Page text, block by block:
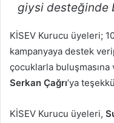
giysi desteğinde
KİSEV Kurucu üyeleri;
kampanyaya destek
çocuklarla buluşmasına
Serkan Çağrı’ya
KİSEV Kurucu üyeleri,